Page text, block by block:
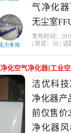
气净化
无尘室
流罩是
比很高的
广东 东
发布时间：
| 浏览： 50| 话
化空气净化器]工业
流罩月销量0件仅售
洁优科
净化器产
前仅售价
净化器